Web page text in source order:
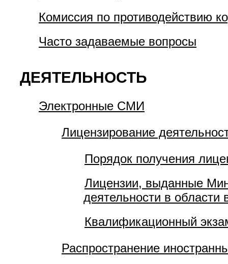
Комиссия по противодействию
Часто задаваемые вопросы
ДЕЯТЕЛЬНОСТЬ
Электронные СМИ
Лицензирование
Порядок получения
Лицензии, выданные
деятельности в области
Квалификационный
Распространение